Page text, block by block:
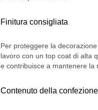
Finitura consigliata
Per proteggere la
lavoro con un top coat di alta
e contribuisce a mantenere la
Contenuto della confezione